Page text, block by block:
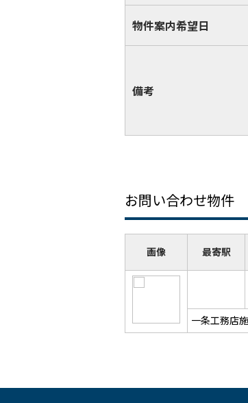
物件案内希望日
備考
お問い合わせ物件
画像 最寄駅
一条工務店